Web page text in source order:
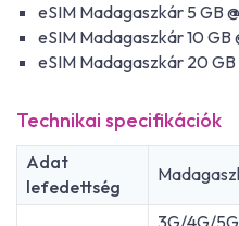
eSIM Madagaszkár 5 GB
eSIM Madagaszkár 10 GB
eSIM Madagaszkár 20 GB
Technikai specifikációk
Adat
lefedettség